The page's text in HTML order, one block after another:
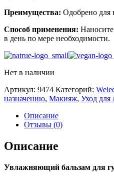
Преимущества: Одобрено для
Способ применения: Наносите
в день по мере необходимости.
Нет в наличии
Артикул: 9474 Категорий:
назначению, Макияж, Уход для
Описание
Отзывы (0)
Описание
Увлажняющий бальзам для